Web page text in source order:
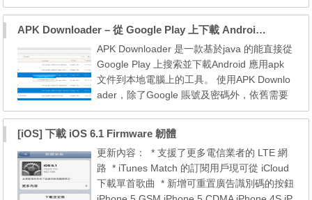
細。 目前6.X CYDIA不相容插件很多，安裝前
ydia Tweaks Compatibility iOS 6.0+ 插件兼容
性一覽表 安裝不相容CYDIA插件導致白蘋果
解決方法: POWER+HOME 鍵強制關機，再按
POWER 鍵開機然後...
APK Downloader – 從 Google Play 上下載 Android 應用
APK Downloader 是一款基於java 的能直接從
Google Play 上搜索並下載Android 應用apk
文件到本地電腦上的工具。 使用APK Downlo
ader，除了Google 賬號及密碼外，依舊需要
DeviceID，獲取辦法： 第一種方法： 打開撥
Talk Service Monitor 界面，滾屏大概五分之
一的地方，就可以找到包括JID 和Device ID
在內的信息，這裡我們只需要Device ID，類
似android-123456789...
[iOS] 下載 iOS 6.1 Firmware 韌體
更新內容： * 支援了更多電信業者的 LTE 網
路 * iTunes Match 的訂閱用戶現可從 iCloud
下載單首歌曲 * 新增可重置廣告識別碼的按鈕